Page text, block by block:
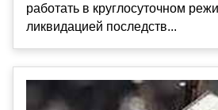
работать в круглосуточном
ликвидацией последств...